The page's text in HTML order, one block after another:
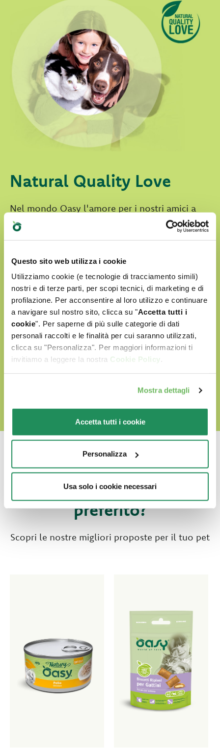
Questo sito web utilizza i cookie
Utilizziamo cookie (e tecnologie di tracciamento simili)
nostri e di terze parti, per scopi tecnici, di marketing e di
profilazione. Per acconsentire al loro utilizzo e continuare
a navigare sul nostro sito, clicca su "Accetta tutti i
cookie". Per saperne di più sulle categorie di dati
personali raccolti e le finalità per cui saranno utilizzati,
clicca su "Personalizza". Per maggiori informazioni ti
invitiamo a leggere la nostra Cookie Policy.
Mostra dettagli
Accetta tutti i cookie
Personalizza
Usa solo i cookie necessari
Natural Quality Love
Nel mondo Oasy l'amore per i nostri amici a
quattro zampe è sempre al centro.
I nostri prodotti sono:
Senza coloranti artificiali
Senza OGM e Soia
Cruelty free
Quale sarà il suo
preferito?
Scopri le nostre migliori proposte per il tuo pet